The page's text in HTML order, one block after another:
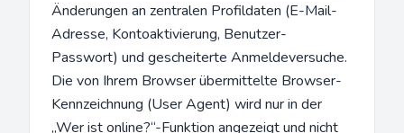
Änderungen an zentralen Profildaten (E-Mail-
Adresse, Kontoaktivierung, Benutzer-
Passwort) und gescheiterte Anmeldeversuche.
Die von Ihrem Browser übermittelte Browser-
Kennzeichnung (User Agent) wird nur in der
„Wer ist online?“-Funktion angezeigt und nicht